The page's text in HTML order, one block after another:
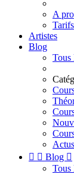
A
Tarifs
Artistes
Blog
Tous
  Blog 
Tous